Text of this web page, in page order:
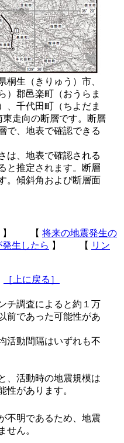
生（きりゅう）市、
）郡邑楽町（おうらま
、千代田町（ちよだま
走向の断層です。断層
で、地表で確認できる
は、地表で確認される
と推定されます。断層
。傾斜角および断層面
】 【 将来の地震発生の
生したら 】 【 リン
［上に戻る］
チ調査によると約１万
前であった可能性があ
活動間隔はいずれも不
、活動時の地震規模は
性があります。
不明であるため、地震
せん。